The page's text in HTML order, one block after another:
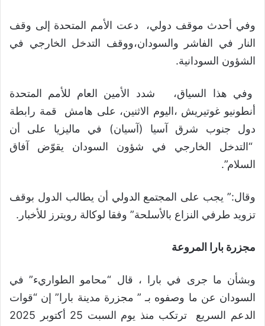
وفي أحدث موقف دولي، دعت الأمم المتحدة إلى وقف
النار في الفاشر والسودان،ووقف التدخل الخارجي في
الشؤون السودانية.
وفي هذا السياق، شدد الأمين العام للأمم المتحدة
أنطونيو غوتيريش ،اليوم الاثنين، على هامش قمة رابطة
دول جنوب شرق آسيا (آسيان) في ماليزيا على أن
“التدخل الخارجي في شؤون السودان يقوّض آفاق
السلام”.
وقال:” يجب على المجتمع الدولي أن يطالب الدول بوقف
تزويد طرفي النزاع بالأسلحة” وفقا لوكالة رويترز للأخبار.
مجزرة بارا المروعة
وبشأن ما جرى في بارا ، قال “محامو الطواريء” في
السودان عن ما وصفوه بـ ” مجزرة مدينة بارا” إن “قوات
الدعم السريع ترتكب منذ يوم السبت 25 أكتوبر 2025